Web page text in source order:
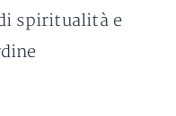
spiritualità e